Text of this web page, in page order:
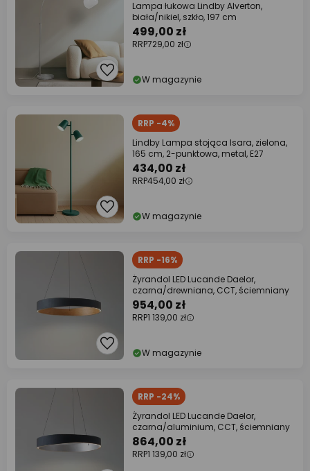
Lampa łukowa Lindby Alverton,
biała/nikiel, szkło, 197 cm
499,00 zł
RRP729,00 zł
W magazynie
RRP -4%
Lindby Lampa stojąca Isara, zielona,
165 cm, 2-punktowa, metal, E27
434,00 zł
RRP454,00 zł
W magazynie
RRP -16%
Żyrandol LED Lucande Daelor,
czarna/drewniana, CCT, ściemniany
954,00 zł
RRP1 139,00 zł
W magazynie
RRP -24%
Żyrandol LED Lucande Daelor,
czarna/aluminium, CCT, ściemniany
864,00 zł
RRP1 139,00 zł